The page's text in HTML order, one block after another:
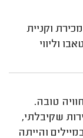
וקניית
וליווי
טובה.
שקיבלתי,
והייתה